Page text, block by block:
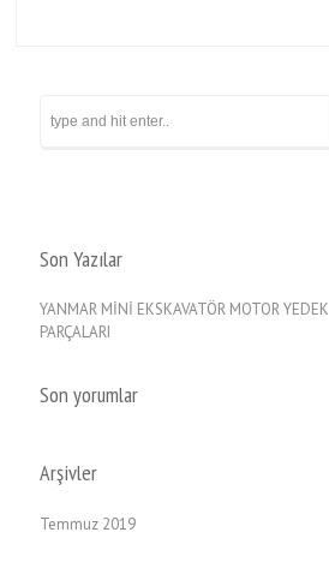
Son Yazılar
YANMAR MİNİ EKSKAVATÖR MOTOR YEDEK
PARÇALARI
Son yorumlar
Arşivler
Temmuz 2019